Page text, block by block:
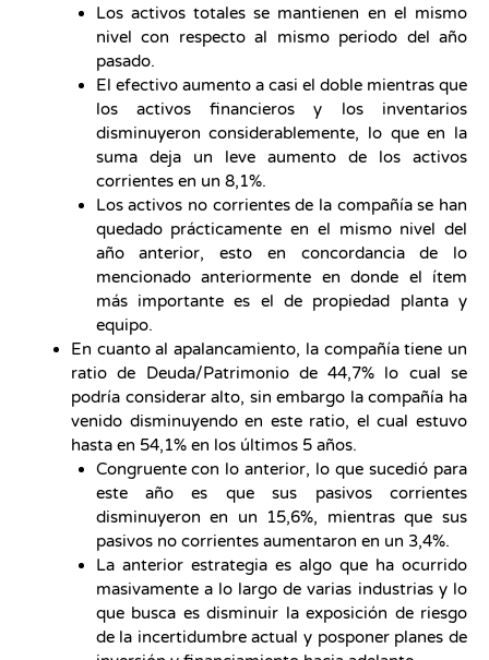
Los activos totales se mantienen en el mismo
nivel con respecto al mismo periodo del año
pasado.
El efectivo aumento a casi el doble mientras que
los activos financieros y los inventarios
disminuyeron considerablemente, lo que en la
suma deja un leve aumento de los activos
corrientes en un 8,1%.
Los activos no corrientes de la compañía se han
quedado prácticamente en el mismo nivel del
año anterior, esto en concordancia de lo
mencionado anteriormente en donde el ítem
más importante es el de propiedad planta y
equipo.
En cuanto al apalancamiento, la compañía tiene un
ratio de Deuda/Patrimonio de 44,7% lo cual se
podría considerar alto, sin embargo la compañía ha
venido disminuyendo en este ratio, el cual estuvo
hasta en 54,1% en los últimos 5 años.
Congruente con lo anterior, lo que sucedió para
este año es que sus pasivos corrientes
disminuyeron en un 15,6%, mientras que sus
pasivos no corrientes aumentaron en un 3,4%.
La anterior estrategia es algo que ha ocurrido
masivamente a lo largo de varias industrias y lo
que busca es disminuir la exposición de riesgo
de la incertidumbre actual y posponer planes de